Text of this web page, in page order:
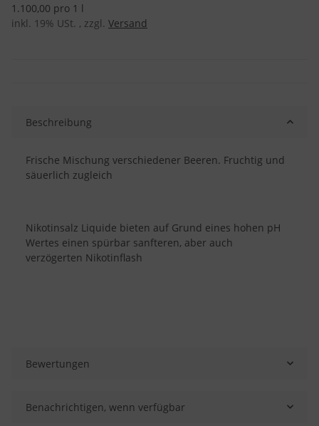
1.100,00 pro 1 l
inkl. 19% USt. , zzgl. Versand
Beschreibung
Frische Mischung verschiedener Beeren. Fruchtig und
säuerlich zugleich
Nikotinsalz Liquide bieten auf Grund eines hohen pH
Wertes einen spürbar sanfteren, aber auch
verzögerten Nikotinflash
Bewertungen
Benachrichtigen, wenn verfügbar